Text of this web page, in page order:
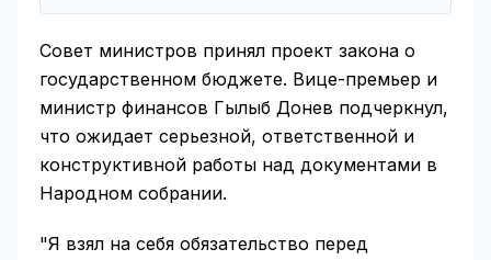
Совет министров принял проект закона о
государственном бюджете. Вице-премьер и
министр финансов Гылыб Донев подчеркнул,
что ожидает серьезной, ответственной и
конструктивной работы над документами в
Народном собрании.
"Я взял на себя обязательство перед